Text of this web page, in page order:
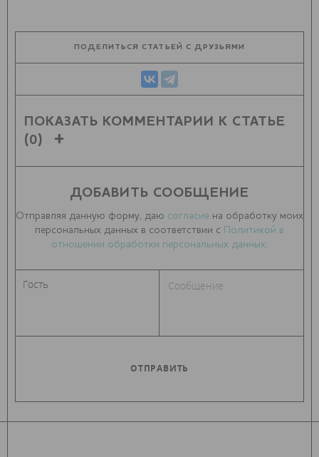
ПОДЕЛИТЬСЯ СТАТЬЕЙ С ДРУЗЬЯМИ
ПОКАЗАТЬ КОММЕНТАРИИ К СТАТЬЕ
(0)
ДОБАВИТЬ СООБЩЕНИЕ
Отправляя данную форму, даю согласие на обработку моих
персональных данных в соответствии с Политикой в
отношении обработки персональных данных